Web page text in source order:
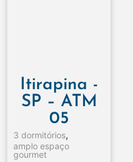
Itirapina -
SP – ATM
05
3 dormitórios,
amplo espaço
gourmet